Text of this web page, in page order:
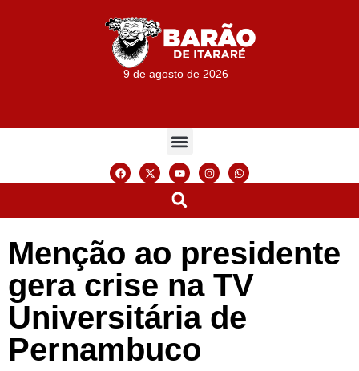
9 de agosto de 2026
Menção ao presidente
gera crise na TV
Universitária de
Pernambuco